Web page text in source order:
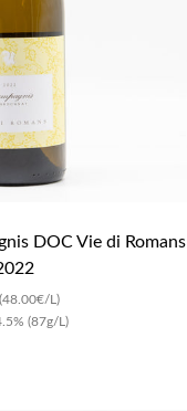
DOC Vie di Romans
(48.00€/L)
% (87g/L)